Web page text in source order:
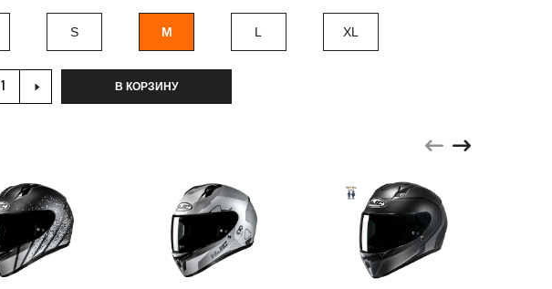
S M L XL
В КОРЗИНУ